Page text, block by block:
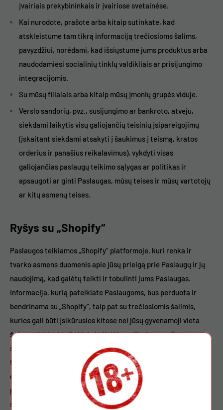
įvairiais prekybininkais ir įvairiose svetainėse.
Kai nurodote, prašote arba kitaip sutinkate, kad
atskleistume tam tikrą informaciją trečiosioms šalims,
pavyzdžiui, norėdami, kad išsiųstume jums produktus arba
naudodamiesi socialinių tinklų valdikliais ar prisijungimo
integracijomis.
Su mūsų filialais arba kitaip mūsų įmonių grupės viduje.
Verslo sandorių, pvz., susijungimo ar bankroto, atveju,
siekdami laikytis visų galiojančių teisinių įsipareigojimų
(įskaitant siekdami atsakyti į šaukimus į teismą, kratos
orderius ir panašius reikalavimus), vykdyti visas
galiojančias paslaugų teikimo sąlygas ar politikas ir
apsaugoti ar ginti Paslaugas, mūsų teises ir mūsų vartotojų
ar kitų asmenų teises.
Ryšys su „Shopify“
Paslaugos teikiamos „Shopify“ platformoje, kuri renka ir
tvarko asmens duomenis apie jūsų prieigą prie Paslaugų ir jų
naudojimą, kad galėtų teikti ir tobulinti jums Paslaugas.
Informacija, kurią pateikiate Paslaugoms, bus perduota ir
bendrinama su „Shopify“, taip pat su trečiosiomis šalimis,
kurios gali būti įsikūrusios kitose nei jūsų gyvenamoji vieta
šalyse, siekiant teikti ir tobulinti jums Paslaugas. Be to,
siekdami apsaugoti, plėtoti ir tobulinti savo verslą, naudojame
tam tikras „Shopify“ patobulintas funkcijas, kurios apima
duomenis ir informaciją, gautą jums sąveikaujant su mūsų
parduotuve, kitais prekybininkais ir „Shopify“. Siekdama teikti
šias patobulintas funkcijas, „Shopify“ gali naudoti asmens